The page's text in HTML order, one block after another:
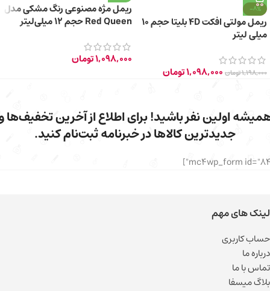
-8%
ریمل مولتی افکت 4D بلیتا حجم 10
میلی لیتر
1,198,000تومان 1,098,000تومان
ریمل مژه مصنوعی رنگ مشکی مدل
Red Queen حجم 12 میلی‌لیتر
1,098,000تومان
اولین نفر باشید! برای اطلاع از آخرین تخفیف‌ها
جدیدترین کالاها در خبرنامه ثبت‌نام کنید.
لینک های مهم
حساب کاربری
درباره ما
تماس با ما
بلاگ میسفا